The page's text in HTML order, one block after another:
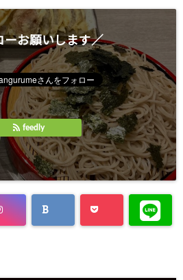
ーお願いします／
feedly